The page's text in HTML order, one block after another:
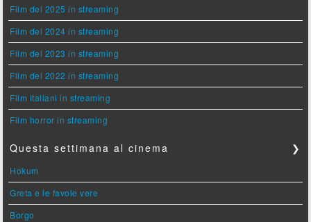
Film del 2025 in streaming
Film del 2024 in streaming
Film del 2023 in streaming
Film del 2022 in streaming
Film italiani in streaming
Film horror in streaming
Questa settimana al cinema ❯
Hokum
Greta e le favole vere
Borgo